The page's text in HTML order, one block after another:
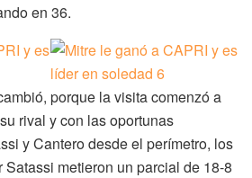
en 36.
porque la visita comenzó a
rival y con las oportunas
y Cantero desde el perímetro, los
metieron un parcial de 18-8